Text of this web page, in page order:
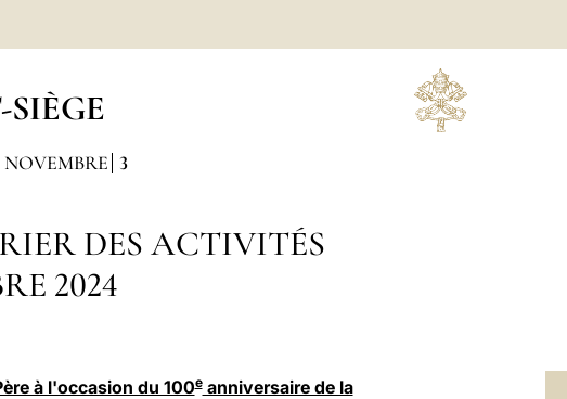
NOVEMBRE 3
DES ACTIVITÉS
2024
à l'occasion du 100eanniversaire de la